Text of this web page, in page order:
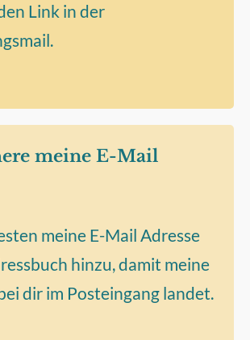
Link in der
meine E-Mail
meine E-Mail Adresse
hinzu, damit meine
dir im Posteingang landet.